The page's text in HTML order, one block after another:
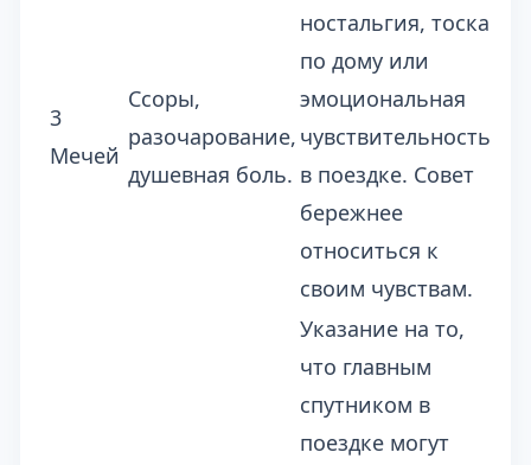
3
Мечей
Ссоры,
разочарование,
душевная боль.
ностальгия, тоска
по дому или
эмоциональная
чувствительность
в поездке. Совет
бережнее
относиться к
своим чувствам.
Указание на то,
что главным
спутником в
поездке могут